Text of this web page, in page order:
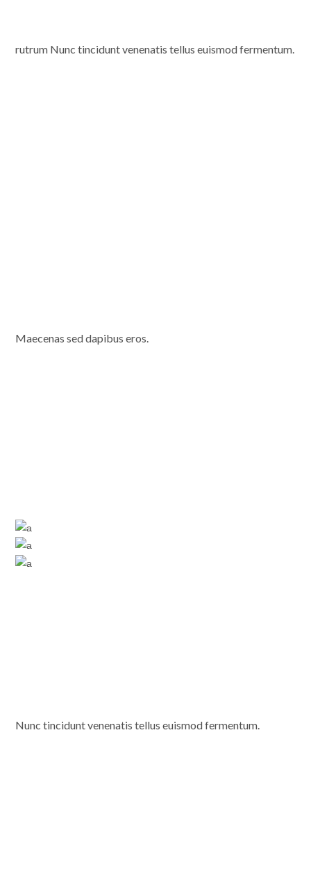
rutrum Nunc tincidunt venenatis tellus euismod fermentum.
Maecenas sed dapibus eros.
Nunc tincidunt venenatis tellus euismod fermentum.